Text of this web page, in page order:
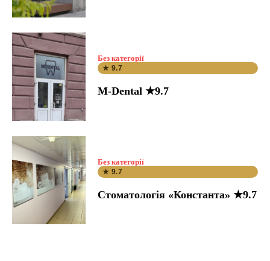
Без категорії
★ 9.7
M-Dental ★9.7
Без категорії
★ 9.7
Стоматологія «Константа» ★9.7